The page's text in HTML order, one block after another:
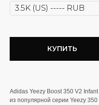
КУПИТЬ
Adidas Yeezy Boost 350 V2
из популярной серии Yeezy